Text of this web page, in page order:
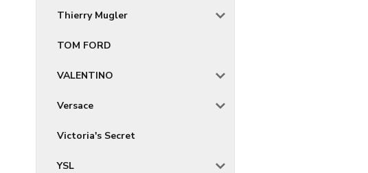
Thierry Mugler
TOM FORD
VALENTINO
Versace
Victoria's Secret
YSL